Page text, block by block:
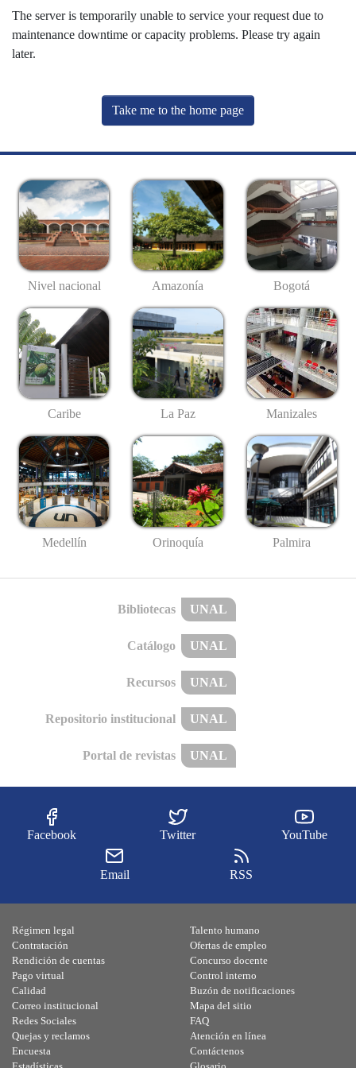
The server is temporarily unable to service your request due to
maintenance downtime or capacity problems. Please try again
later.
Take me to the home page
Nivel nacional Amazonía Bogotá
Caribe La Paz Manizales
Medellín Orinoquía Palmira
Bibliotecas UNAL
Catálogo UNAL
Recursos UNAL
Repositorio institucional UNAL
Portal de revistas UNAL
Facebook Twitter YouTube
Email RSS
Régimen legal
Contratación
Rendición de cuentas
Pago virtual
Calidad
Talento humano
Ofertas de empleo
Concurso docente
Control interno
Buzón de notificaciones
Correo institucional
Redes Sociales
Quejas y reclamos
Encuesta
Mapa del sitio
FAQ
Atención en línea
Contáctenos